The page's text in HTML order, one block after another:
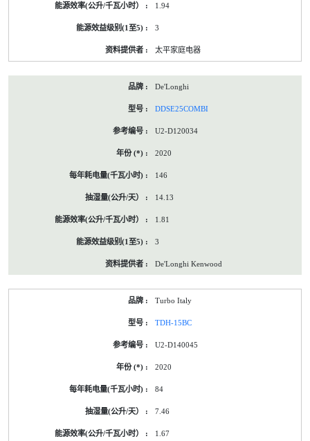
1.94
3
太平家庭电器
De'Longhi
DDSE25COMBI
U2-D120034
2020
146
14.13
1.81
3
De'Longhi Kenwood
Turbo Italy
TDH-15BC
U2-D140045
2020
84
7.46
1.67